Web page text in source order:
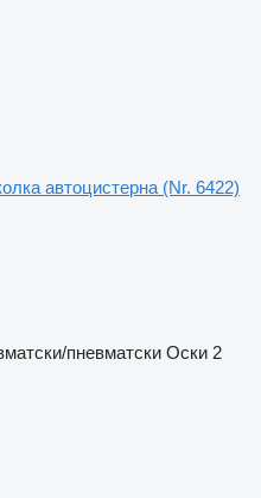
автоцистерна (Nr. 6422)
пневматски Оски 2